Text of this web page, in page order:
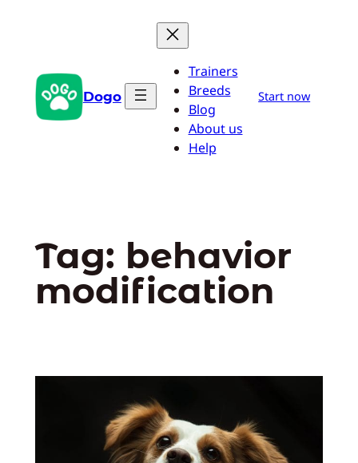
conteúdo Dogo
Trainers
Breeds
Blog
About us
Help
Start now
Tag: behavior
modification